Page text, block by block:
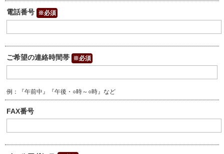
電話番号 ※必須
ご希望の連絡時間帯 ※必須
例：『午前中』『午後・○時～○時』など
FAX番号